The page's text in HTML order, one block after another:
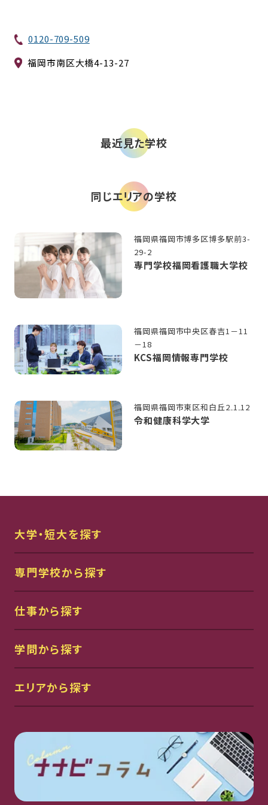
0120-709-509
福岡市南区大橋4-13-27
最近見た学校
同じエリアの学校
福岡県福岡市博多区博多駅前3-
29-2
専門学校福岡看護職大学校
福岡県福岡市中央区春吉1－11
－18
KCS福岡情報専門学校
福岡県福岡市東区和白丘2₋1₋12
令和健康科学大学
大学・短大を探す
専門学校から探す
仕事から探す
学問から探す
エリアから探す